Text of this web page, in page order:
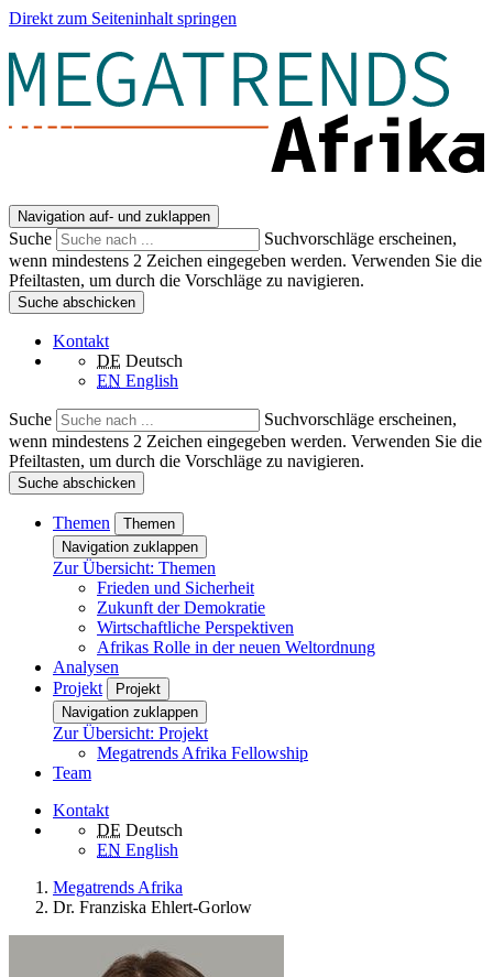
Direkt zum Seiteninhalt springen
Navigation auf- und zuklappen
Suche
Suchvorschläge erscheinen,
wenn mindestens 2 Zeichen eingegeben werden. Verwenden Sie die
Pfeiltasten, um durch die Vorschläge zu navigieren.
Suche abschicken
Kontakt
DE Deutsch
EN English
Suche
Suchvorschläge erscheinen,
wenn mindestens 2 Zeichen eingegeben werden. Verwenden Sie die
Pfeiltasten, um durch die Vorschläge zu navigieren.
Suche abschicken
Themen
Themen
Navigation zuklappen
Zur Übersicht: Themen
Frieden und Sicherheit
Zukunft der Demokratie
Wirtschaftliche Perspektiven
Afrikas Rolle in der neuen Weltordnung
Analysen
Projekt
Projekt
Navigation zuklappen
Zur Übersicht: Projekt
Megatrends Afrika Fellowship
Team
Kontakt
DE Deutsch
EN English
Megatrends Afrika
Dr. Franziska Ehlert-Gorlow